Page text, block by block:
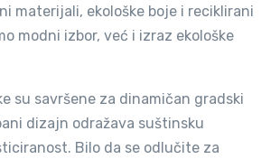
materijali, ekološke boje i reciklirani
modni izbor, već i izraz ekološke
su savršene za dinamičan gradski
dizajn odražava suštinsku
Bilo da se odlučite za